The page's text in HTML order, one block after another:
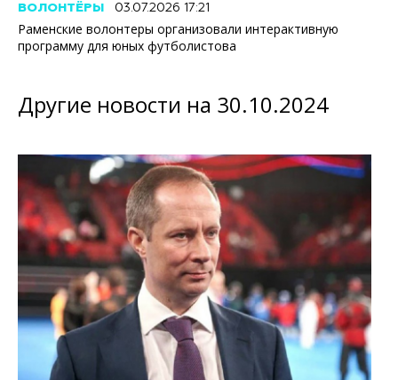
ВОЛОНТЁРЫ 03.07.2026 17:21
Раменские волонтеры организовали интерактивную
программу для юных футболистова
Другие новости на 30.10.2024